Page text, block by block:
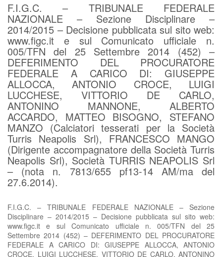
F.I.G.C. – TRIBUNALE FEDERALE
NAZIONALE – Sezione Disciplinare –
2014/2015 – Decisione pubblicata sul sito web:
www.figc.it e sul Comunicato ufficiale n.
005/TFN del 25 Settembre 2014 (452) –
DEFERIMENTO DEL PROCURATORE
FEDERALE A CARICO DI: GIUSEPPE
ALLOCCA, ANTONIO CROCE, LUIGI
LUCCHESE, VITTORIO DE CARLO,
ANTONINO MANNONE, ALBERTO
ACCARDO, MATTEO BISOGNO, STEFANO
MANZO (Calciatori tesserati per la Società
Turris Neapolis Srl), FRANCESCO MANGO
(Dirigente accompagnatore della Società Turris
Neapolis Srl), Società TURRIS NEAPOLIS Srl
– (nota n. 7813/655 pf13-14 AM/ma del
27.6.2014).
F.I.G.C. – TRIBUNALE FEDERALE NAZIONALE – Sezione
Disciplinare – 2014/2015 – Decisione pubblicata sul sito web:
www.figc.it e sul Comunicato ufficiale n. 005/TFN del 25
Settembre 2014 (452) – DEFERIMENTO DEL PROCURATORE
FEDERALE A CARICO DI: GIUSEPPE ALLOCCA, ANTONIO
CROCE, LUIGI LUCCHESE, VITTORIO DE CARLO, ANTONINO